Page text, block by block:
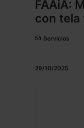
FAAiA:
con tela
Servicios
29/10/2025